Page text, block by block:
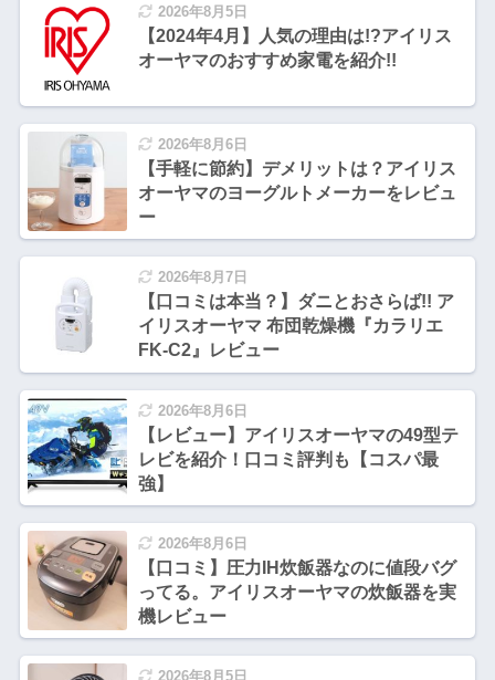
2026年8月5日
【2024年4月】人気の理由は!?アイリス
オーヤマのおすすめ家電を紹介!!
2026年8月6日
【手軽に節約】デメリットは？アイリス
オーヤマのヨーグルトメーカーをレビュ
ー
2026年8月7日
【口コミは本当？】ダニとおさらば!! ア
イリスオーヤマ 布団乾燥機『カラリエ
FK-C2』レビュー
2026年8月6日
【レビュー】アイリスオーヤマの49型テ
レビを紹介！口コミ評判も【コスパ最
強】
2026年8月6日
【口コミ】圧力IH炊飯器なのに値段バグ
ってる。アイリスオーヤマの炊飯器を実
機レビュー
2026年8月5日